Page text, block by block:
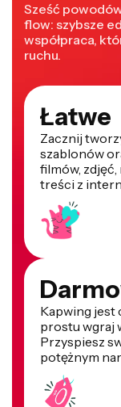
Sześć
flow: szybsze
współpraca,
ruchu.
Łatwe
Zacznij
szablonów
filmów, zdjęć,
treści z
Kapwing jest
prostu wgraj
Przyspiesz
potężnym